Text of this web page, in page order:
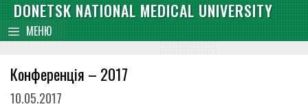
content
Skip
to
content
DONETSK NATIONAL MEDICAL UNIVERSITY
МЕНЮ
Конференція – 2017
10.05.2017